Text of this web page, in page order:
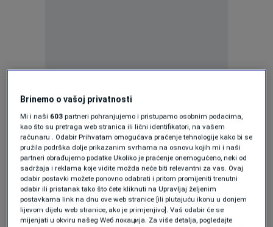
talas: Pažljivo s unosom
vode
Na osnovu svog višedecenijskog iskustva sa
terena, dr. Hanjalić objašnjava da agresivno
ponavljanje pojedinih preporuka može biti mač
sa dvije oštrice, te donosi konkretne upute za
Brinemo o vašoj privatnosti
Mi i naši 603 partneri pohranjujemo i pristupamo osobnim podacima,
kao što su pretraga web stranica ili lični identifikatori, na vašem
računaru . Odabir Prihvatam omogućava praćenje tehnologije kako bi se
pružila podrška dolje prikazanim svrhama na osnovu kojih mi i naši
partneri obrađujemo podatke Ukoliko je praćenje onemogućeno, neki od
sadržaja i reklama koje vidite možda neće biti relevantni za vas. Ovaj
odabir postavki možete ponovno odabrati i pritom promijeniti trenutni
odabir ili pristanak tako što ćete kliknuti na Upravljaj željenim
postavkama link na dnu ove web stranice [ili plutajuću ikonu u donjem
lijevom dijelu web stranice, ako je primjenjivo]. Vaš odabir će se
mijenjati u okviru našeg Wеб локација. Za više detalja, pogledajte